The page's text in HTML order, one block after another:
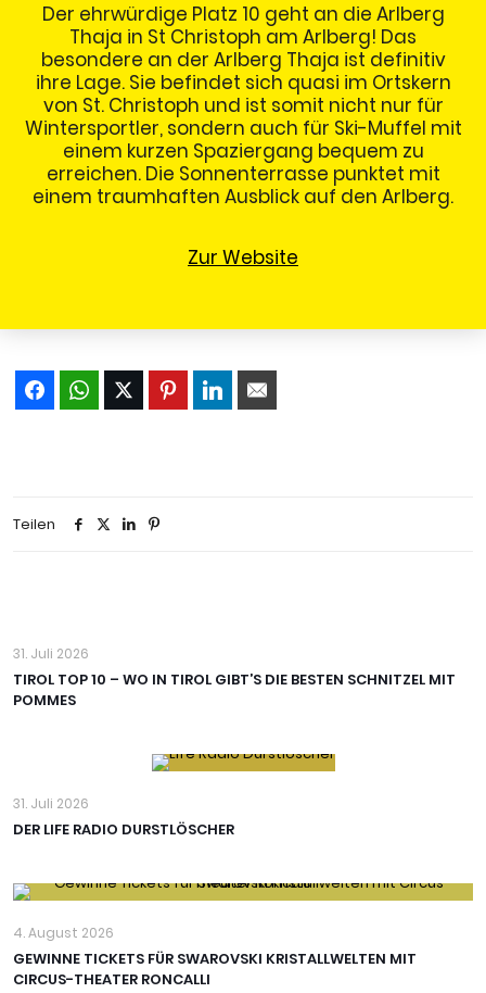
Der ehrwürdige Platz 10 geht an die Arlberg
Thaja in St Christoph am Arlberg! Das
besondere an der Arlberg Thaja ist definitiv
ihre Lage. Sie befindet sich quasi im Ortskern
von St. Christoph und ist somit nicht nur für
Wintersportler, sondern auch für Ski-Muffel mit
einem kurzen Spaziergang bequem zu
erreichen. Die Sonnenterrasse punktet mit
einem traumhaften Ausblick auf den Arlberg.
Zur Website
Teilen
31. Juli 2026
TIROL TOP 10 – WO IN TIROL GIBT’S DIE BESTEN SCHNITZEL MIT
POMMES
31. Juli 2026
DER LIFE RADIO DURSTLÖSCHER
4. August 2026
GEWINNE TICKETS FÜR SWAROVSKI KRISTALLWELTEN MIT
CIRCUS-THEATER RONCALLI